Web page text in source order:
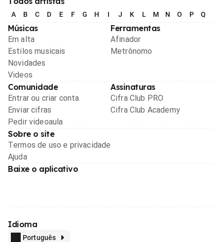
A B C D E F G H I J K L M N O P Q
Músicas
Em alta
Estilos musicais
Novidades
Videos
Ferramentas
Afinador
Metrônomo
Comunidade
Entrar ou criar conta
Enviar cifras
Pedir videoaula
Assinaturas
Cifra Club PRO
Cifra Club Academy
Sobre o site
Termos de uso e privacidade
Ajuda
Baixe o aplicativo
Idioma
Português